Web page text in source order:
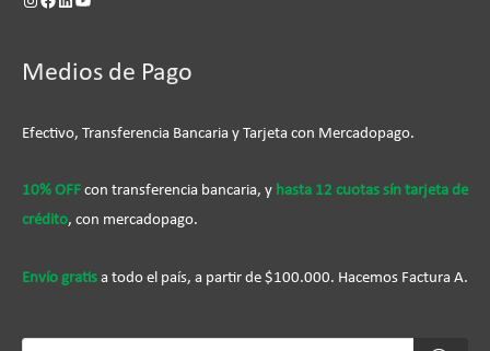
Medios de Pago
Efectivo, Transferencia Bancaria y Tarjeta con Mercadopago.
10% OFF con transferencia bancaria, y hasta 12 cuotas sín tarjeta de
crédito, con mercadopago.
Envío gratis a todo el país, a partir de $100.000. Hacemos Factura A.
Búsqueda